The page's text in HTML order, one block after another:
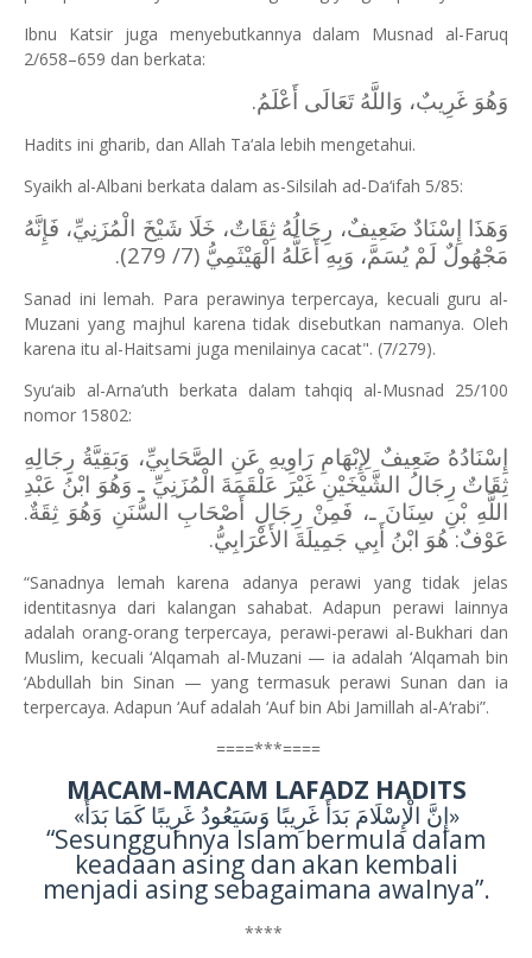
Ibnu Katsir juga menyebutkannya dalam Musnad al-Faruq
2/658–659 dan berkata:
وَهُوَ غَرِيبٌ، وَاللَّهُ تَعَالَى أَعْلَمُ.
Hadits ini gharib, dan Allah Ta‘ala lebih mengetahui.
Syaikh al-Albani berkata dalam as-Silsilah ad-Da‘ifah 5/85:
وَهَذَا إِسْنَادٌ ضَعِيفٌ، رِجَالُهُ ثِقَاتٌ، خَلَا شَيْخَ الْمُزَنِيِّ، فَإِنَّهُ
مَجْهُولٌ لَمْ يُسَمَّ، وَبِهِ أَعَلَّهُ الْهَيْثَمِيُّ (7/ 279).
Sanad ini lemah. Para perawinya terpercaya, kecuali guru al-
Muzani yang majhul karena tidak disebutkan namanya. Oleh
karena itu al-Haitsami juga menilainya cacat". (7/279).
Syu‘aib al-Arna’uth berkata dalam tahqiq al-Musnad 25/100
nomor 15802:
إِسْنَادُهُ ضَعِيفٌ لِإِبْهَامِ رَاوِيهِ عَنِ الصَّحَابِيِّ، وَبَقِيَّةُ رِجَالِهِ
ثِقَاتٌ رِجَالُ الشَّيْخَيْنِ غَيْرَ عَلْقَمَةَ الْمُزَنِيِّ ـ وَهُوَ ابْنُ عَبْدِ
اللَّهِ بْنِ سِنَانَ ـ، فَمِنْ رِجَالِ أَصْحَابِ السُّنَنِ وَهُوَ ثِقَةٌ.
عَوْفٌ: هُوَ ابْنُ أَبِي جَمِيلَةَ الأَعْرَابِيُّ.
“Sanadnya lemah karena adanya perawi yang tidak jelas
identitasnya dari kalangan sahabat. Adapun perawi lainnya
adalah orang-orang terpercaya, perawi-perawi al-Bukhari dan
Muslim, kecuali ‘Alqamah al-Muzani — ia adalah ‘Alqamah bin
‘Abdullah bin Sinan — yang termasuk perawi Sunan dan ia
terpercaya. Adapun ‘Auf adalah ‘Auf bin Abi Jamillah al-A‘rabi”.
====***====
MACAM-MACAM LAFADZ HADITS
«إِنَّ الْإِسْلَامَ بَدَأَ غَرِيبًا وَسَيَعُودُ غَرِيبًا كَمَا بَدَأَ»
“Sesungguhnya Islam bermula dalam
keadaan asing dan akan kembali
menjadi asing sebagaimana awalnya”.
****